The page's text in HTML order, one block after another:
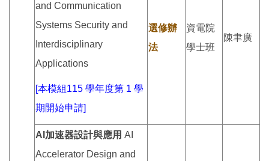
and Communication
Systems Security and
Interdisciplinary
Applications
[本模組115 學年度第 1 學
期開始申請]
選修辦
法
資電院
學士班
陳聿廣
AI加速器設計與應用 AI
Accelerator Design and